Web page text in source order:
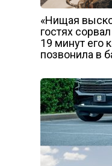
«Нищая
гостях
19 минут его
позвонила в